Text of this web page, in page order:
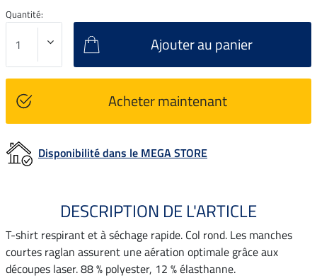
Quantité:
Ajouter au panier
Acheter maintenant
Disponibilité dans le MEGA STORE
DESCRIPTION DE L'ARTICLE
T-shirt respirant et à séchage rapide. Col rond. Les manches
courtes raglan assurent une aération optimale grâce aux
découpes laser. 88 % polyester, 12 % élasthanne.